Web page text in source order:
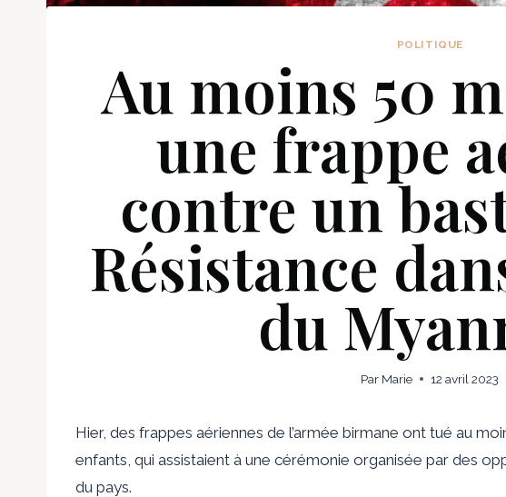
POLITIQUE
Au moins 50
une frappe
contre un
Résistance
du
Par Marie 12 avril 2023
Hier, des frappes aériennes de l’armée birmane ont tué au
enfants, qui assistaient à une cérémonie organisée par des
du pays.